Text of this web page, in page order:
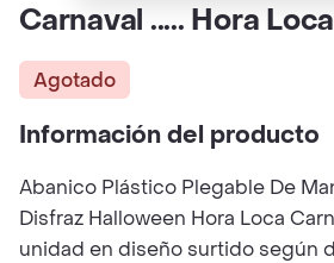
Carnaval ..... Hora
Agotado
Información del producto
Abanico Plástico Plegable De
Disfraz Halloween Hora Loca
unidad en diseño surtido según